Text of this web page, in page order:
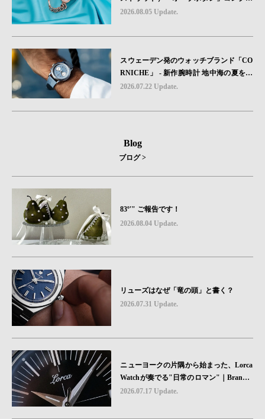
ョンに、⽇本限定カラーのローズゴール
2026.08.05 Update.
スウェーデン発のウォッチブランド「CO
RNICHE」 - 新作腕時計 地中海の夏を映
す、爽やかなブルーダイヤル「Heritage C
2026.07.22 Update.
Blog
ブログ >
83º'" ご報告です！
2026.08.04 Update.
リューズはなぜ「竜の頭」と書く？
2026.07.31 Update.
ニューヨークの片隅から始まった、Lorca
Watchが奏でる"日常のロマン"｜Brand P
icks #08
2026.07.17 Update.